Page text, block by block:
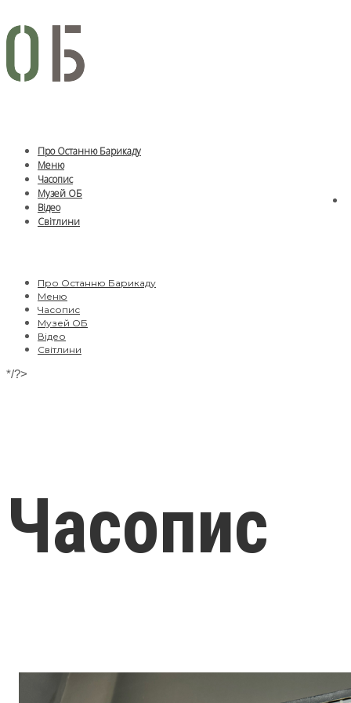
Про Останню Барикаду
Меню
Часопис
Музей ОБ
Відео
Світлини
Про Останню Барикаду
Меню
Часопис
Музей ОБ
Відео
Світлини
*/?>
Часопис